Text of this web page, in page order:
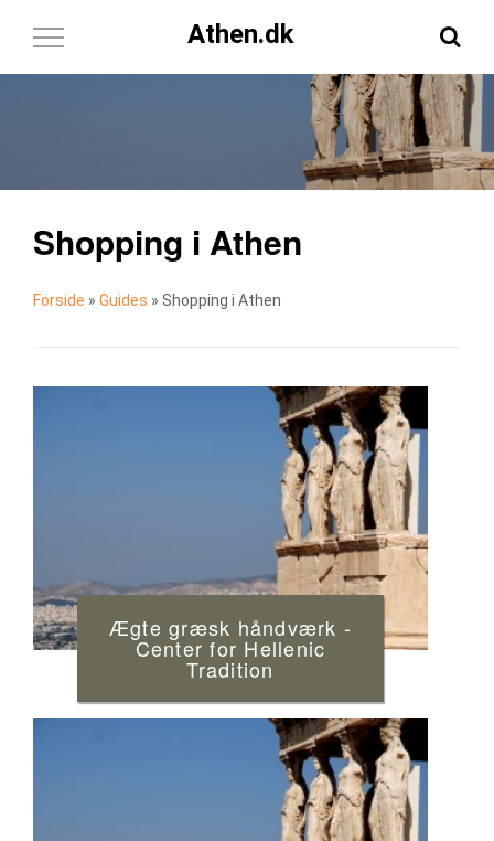
Athen.dk
Toggle
Shopping i Athen
Forside » Guides » Shopping i Athen
Ægte græsk håndværk -
Center for Hellenic
Tradition